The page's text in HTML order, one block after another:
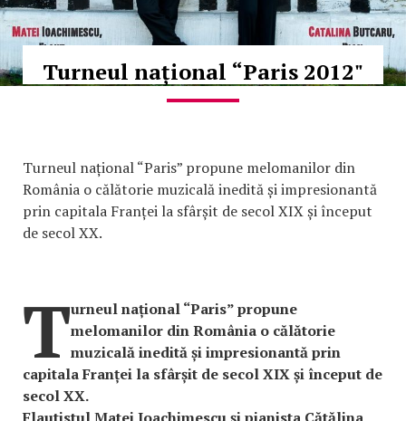
Turneul național “Paris 2012"
Turneul național “Paris” propune melomanilor din
România o călătorie muzicală inedită și impresionantă
prin capitala Franței la sfârșit de secol XIX și început
de secol XX.
Turneul național “Paris” propune
melomanilor din România o călătorie
muzicală inedită și impresionantă prin
capitala Franței la sfârșit de secol XIX și început de
secol XX.